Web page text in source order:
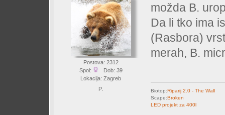
Postova: 2312
Spol:
Dob: 39
Lokacija: Zagreb
P.
možda B.
Da li tko ima
(Rasbora)
merah, B.
Biotop:Riparij 2.0 - The Wall
Scape:Broken
LED projekt za 400l